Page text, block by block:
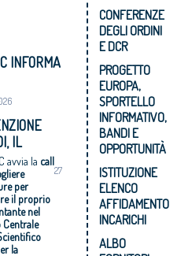
Economia
circolare e
bando per
standard (SAP)
2021-2027
per
di
della
(SNAP)
INFORMA
IL
CERCA
PER
avvia la call
per
il proprio
nel
la
27
CONFERENZE
DEGLI ORDINI
E DCR
PROGETTO
EUROPA,
SPORTELLO
INFORMATIVO,
BANDI E
OPPORTUNITÀ
ISTITUZIONE
ELENCO
AFFIDAMENTO
INCARICHI
ALBO